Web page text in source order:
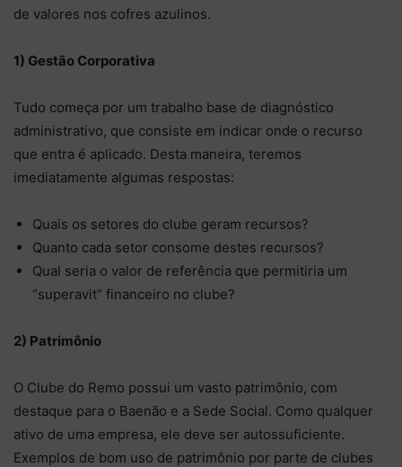
de valores nos cofres azulinos.
1) Gestão Corporativa
Tudo começa por um trabalho base de diagnóstico
administrativo, que consiste em indicar onde o recurso
que entra é aplicado. Desta maneira, teremos
imediatamente algumas respostas:
Quais os setores do clube geram recursos?
Quanto cada setor consome destes recursos?
Qual seria o valor de referência que permitiria um
“superavit” financeiro no clube?
2) Patrimônio
O Clube do Remo possui um vasto patrimônio, com
destaque para o Baenão e a Sede Social. Como qualquer
ativo de uma empresa, ele deve ser autossuficiente.
Exemplos de bom uso de patrimônio por parte de clubes